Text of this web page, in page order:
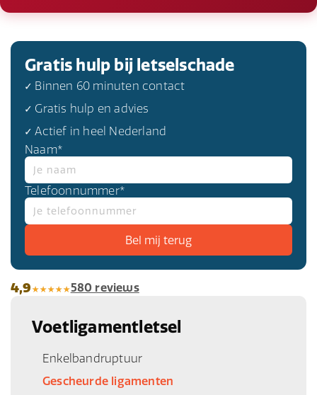
Gratis hulp bij letselschade
✓ Binnen 60 minuten contact
✓ Gratis hulp en advies
✓ Actief in heel Nederland
Naam*
Telefoonnummer*
4,9 580 reviews
Voetligamentletsel
Enkelbandruptuur
Gescheurde ligamenten